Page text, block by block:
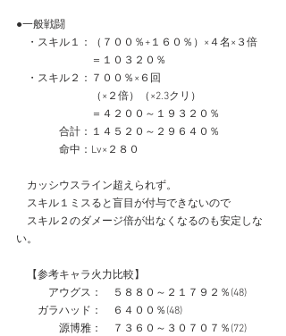
●一般戦闘
・スキル１：（７００％+１６０％）×４名×３倍
＝１０３２０％
・スキル２：７００％×６回
（×２倍）（×2.3クリ）
＝４２００～１９３２０％
合計：１４５２０～２９６４０％
命中：Lv×２８０
カッシウスライン超えられず。
スキル１ミスると盲目が付与できないので
スキル２のダメージ倍が出なくなるのも安定しな
い。
【参考キャラ火力比較】
アウグス：　５８８０～２１７９２％(48)
ガラハッド：　６４００％(48)
源博雅：　７３６０～３０７０７％(72)